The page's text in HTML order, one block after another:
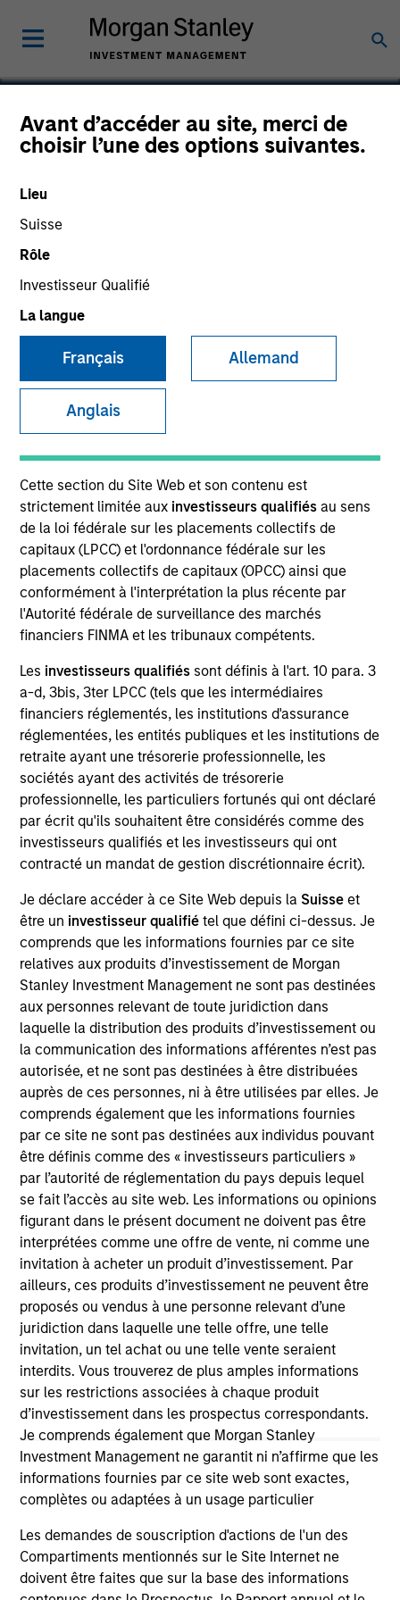
Avant d’accéder au site, merci de
choisir l’une des options suivantes.
Lieu
Suisse
Rôle
Investisseur Qualifié
La langue
Français Allemand
Anglais
Cette section du Site Web et son contenu est
strictement limitée aux investisseurs qualifiésau sens
de la loi fédérale sur les placements collectifs de
capitaux (LPCC) et l'ordonnance fédérale sur les
placements collectifs de capitaux (OPCC) ainsi que
conformément à l'interprétation la plus récente par
l'Autorité fédérale de surveillance des marchés
financiers FINMA et les tribunaux compétents.
Les investisseurs qualifiés sont définis à l'art. 10 para. 3
a-d, 3bis, 3ter LPCC (tels que les intermédiaires
financiers réglementés, les institutions d'assurance
réglementées, les entités publiques et les institutions de
retraite ayant une trésorerie professionnelle, les
sociétés ayant des activités de trésorerie
professionnelle, les particuliers fortunés qui ont déclaré
par écrit qu'ils souhaitent être considérés comme des
investisseurs qualifiés et les investisseurs qui ont
contracté un mandat de gestion discrétionnaire écrit).
Je déclare accéder à ce Site Web depuis la Suisse et
être un investisseur qualifiétel que défini ci-dessus. Je
comprends que les informations fournies par ce site
relatives aux produits d’investissement de Morgan
Stanley Investment Management ne sont pas destinées
aux personnes relevant de toute juridiction dans
laquelle la distribution des produits d’investissement ou
la communication des informations afférentes n’est pas
autorisée, et ne sont pas destinées à être distribuées
auprès de ces personnes, ni à être utilisées par elles. Je
comprends également que les informations fournies
par ce site ne sont pas destinées aux individus pouvant
être définis comme des « investisseurs particuliers »
par l’autorité de réglementation du pays depuis lequel
se fait l’accès au site web. Les informations ou opinions
figurant dans le présent document ne doivent pas être
interprétées comme une offre de vente, ni comme une
invitation à acheter un produit d’investissement. Par
ailleurs, ces produits d’investissement ne peuvent être
proposés ou vendus à une personne relevant d’une
juridiction dans laquelle une telle offre, une telle
invitation, un tel achat ou une telle vente seraient
interdits. Vous trouverez de plus amples informations
sur les restrictions associées à chaque produit
d’investissement dans les prospectus correspondants.
Je comprends également que Morgan Stanley
Investment Management ne garantit ni n’affirme que les
informations fournies par ce site web sont exactes,
complètes ou adaptées à un usage particulier
Les demandes de souscription d'actions de l'un des
Compartiments mentionnés sur le Site Internet ne
doivent être faites que sur la base des informations
Intuitive Surgical
Healthcare
COUNTRY
United States
Invested on
Mar 1997
Transaction Type
Follow-On
Realization Date
Jan 2003
Intuitive Surgical (NASDAQ:ISRG) develops minimally
invasive surgery systems.
View Site
Investment Team
Morgan Stanley Expansion Capital
As of July 25, 2025. The above is provided for informational
and educational purposes only. There is no guarantee that
the investment mentioned resulted in positive performance
(for realized holdings), or will perform well in the future (for
current holdings). The trademarks and service marks above
are the property of their respective owners. The information
on this website has not been authorized, sponsored, or
otherwise approved by such owners. By clicking on any
links shown here, you agree that you are navigating to a
third party site. We are providing these hyperlinks to you
only as a convenience and the inclusion of any hyperlink is
not and does not imply any endorsement, approval,
investigation, verification or monitoring by us of any
information contained in any hyperlinked site. In no event
shall we be responsible for the information contained on
the site or your use of such site.